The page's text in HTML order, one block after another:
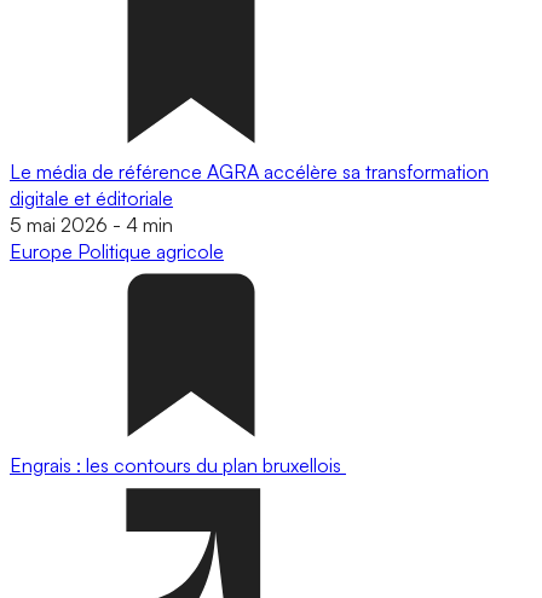
Le média de référence AGRA accélère sa transformation
digitale et éditoriale
5 mai 2026 - 4 min
Europe Politique agricole
Engrais : les contours du plan bruxellois